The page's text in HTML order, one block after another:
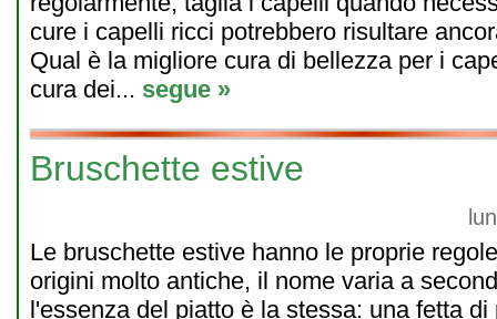
cure i capelli ricci potrebbero risultare
Qual è la migliore cura di bellezza per i
cura dei... segue »
Bruschette estive
Le bruschette estive hanno le proprie
origini molto antiche, il nome varia a
l'essenza del piatto è la stessa: una fetta